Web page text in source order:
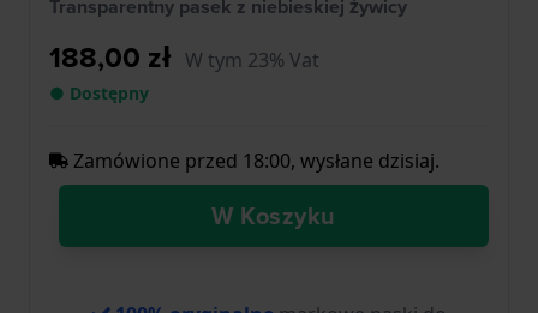
Transparentny pasek z niebieskiej żywicy
188,00 zł W tym 23% Vat
● Dostępny
Zamówione przed 18:00, wysłane dzisiaj.
W Koszyku